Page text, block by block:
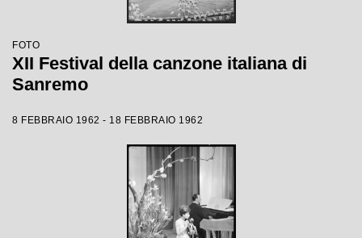
FOTO
XII Festival della canzone italiana di
Sanremo
8 FEBBRAIO 1962 - 18 FEBBRAIO 1962